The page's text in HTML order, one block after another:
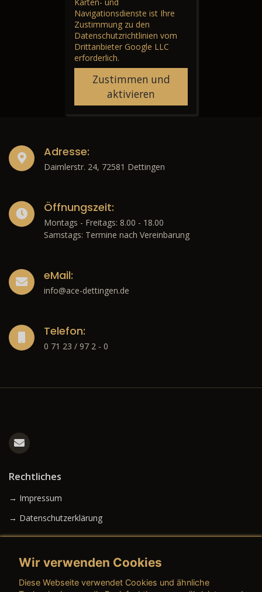
Navigationsdienste ist Ihre
Zustimmung zu den
Datenschutzrichtlinien vom
Drittanbieter Google LLC
erforderlich.
Zustimmen und
aktivieren
Adresse:
Daimlerstr. 24, 72581 Dettingen
Öffnungszeit:
Montags - Freitags: 8.00 - 18.00
Samstags: Termine nach Vereinbarung
eMail:
info@ace-dettingen.de
Telefon:
0 71 23 / 97 2 - 0
Rechtliches
→ Impressum
→ Datenschutzerklärung
Wir verwenden Cookies
Diese Webseite verwendet Cookies und ähnliche